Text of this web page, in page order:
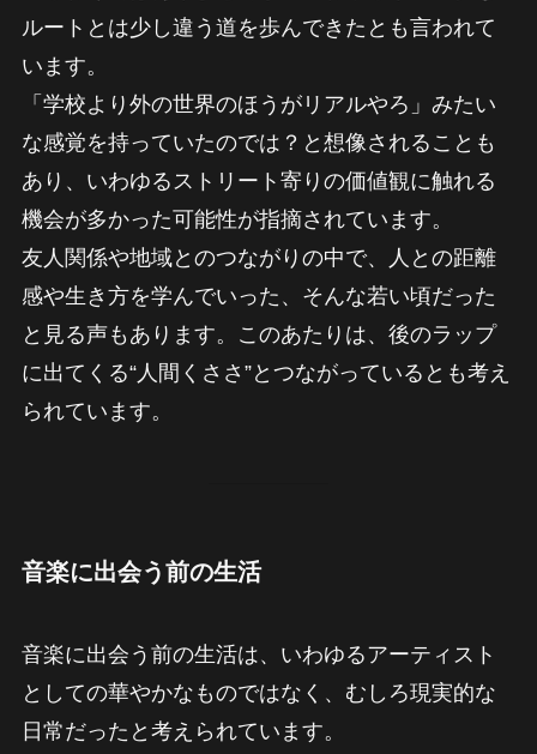
ルートとは少し違う道を歩んできたとも言われて
います。
「学校より外の世界のほうがリアルやろ」みたい
な感覚を持っていたのでは？と想像されることも
あり、いわゆるストリート寄りの価値観に触れる
機会が多かった可能性が指摘されています。
友人関係や地域とのつながりの中で、人との距離
感や生き方を学んでいった、そんな若い頃だった
と見る声もあります。このあたりは、後のラップ
に出てくる“人間くささ”とつながっているとも考え
られています。
音楽に出会う前の生活
音楽に出会う前の生活は、いわゆるアーティスト
としての華やかなものではなく、むしろ現実的な
日常だったと考えられています。